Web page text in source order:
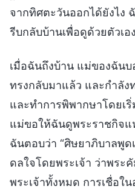
จากทิศตะวันออกได้ยังไง
รีบกลับบ้านเพื่อดูด้วยตัวเอง
เมื่อฉันถึงบ้าน แม่ของฉันบ
ทรงกลับมาแล้ว และกำลัง
และทำการพิพากษาโดยเริ่
แม่ขอให้ฉันดูพระราชกิจแ
ฉันตอบว่า “ศิษยาภิบาลพูด
ดลใจโดยพระเจ้า ว่าพระ
พระเจ้าทั้งหมด การเชื่อใ